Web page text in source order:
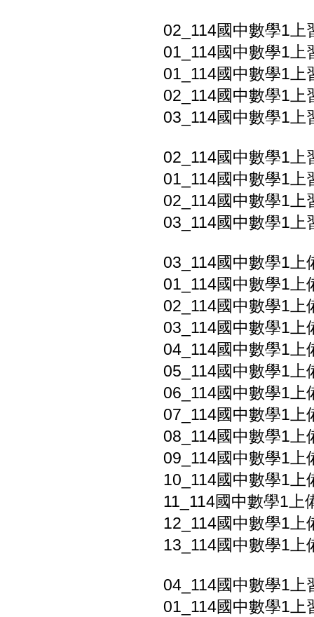
02_114國中數學1上
01_114國中數學1上
01_114國中數學1上
02_114國中數學1上
03_114國中數學1上
02_114國中數學1上
01_114國中數學1上
02_114國中數學1上
03_114國中數學1上
03_114國中數學1上
01_114國中數學1上
02_114國中數學1上
03_114國中數學1上
04_114國中數學1上
05_114國中數學1上
06_114國中數學1上
07_114國中數學1上
08_114國中數學1上
09_114國中數學1上
10_114國中數學1上
11_114國中數學1上
12_114國中數學1上
13_114國中數學1上
04_114國中數學1上
01_114國中數學1上